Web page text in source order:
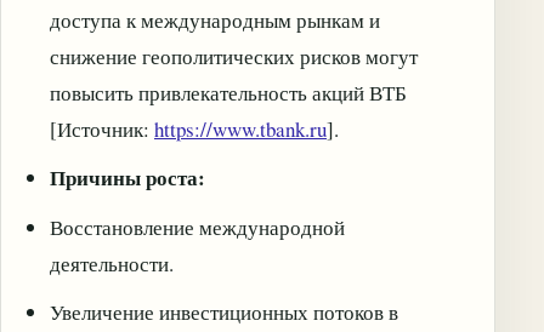
доступа к международным рынкам и
снижение геополитических рисков могут
повысить привлекательность акций ВТБ
[Источник: https://www.tbank.ru].
Причины роста:
Восстановление международной
деятельности.
Увеличение инвестиционных потоков в